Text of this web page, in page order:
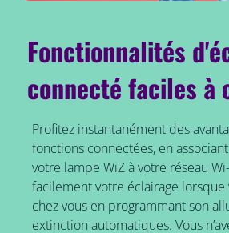
Fonctionnalités
connecté faciles à
Profitez instantanément des
fonctions connectées, en
votre lampe WiZ à votre réseau
facilement votre éclairage lorsque
chez vous en programmant son
extinction automatiques. Vous